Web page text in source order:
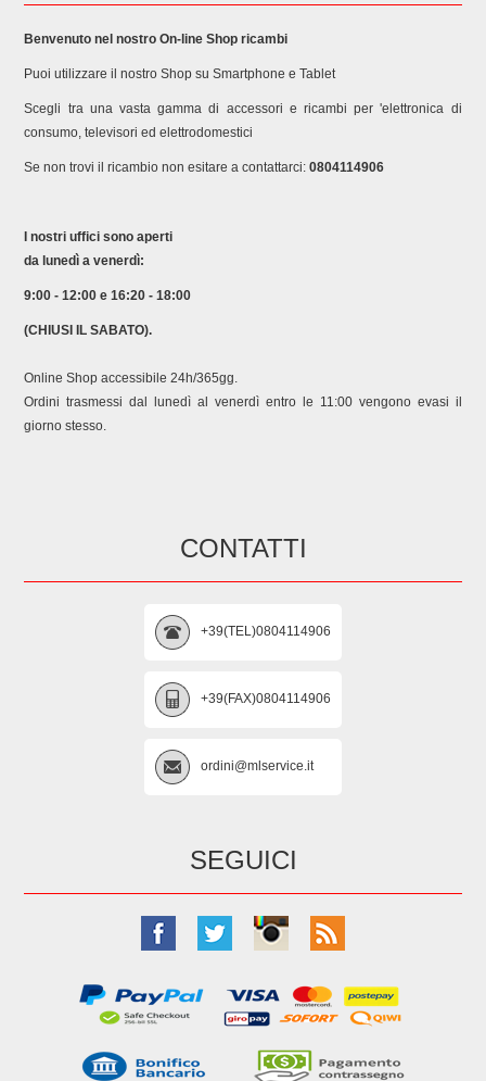
Benvenuto nel nostro On-line Shop ricambi
Puoi utilizzare il nostro Shop su Smartphone e Tablet
Scegli tra una vasta gamma di accessori e ricambi per 'elettronica di
consumo, televisori ed elettrodomestici
Se non trovi il ricambio non esitare a contattarci:0804114906
I nostri uffici sono aperti
da lunedì a venerdì:
9:00 - 12:00 e 16:20 - 18:00
(CHIUSI IL SABATO).
Online Shop accessibile 24h/365gg.
Ordini trasmessi dal lunedì al venerdì entro le 11:00 vengono evasi il
giorno stesso.
CONTATTI
+39(TEL)0804114906
+39(FAX)0804114906
ordini@mlservice.it
SEGUICI